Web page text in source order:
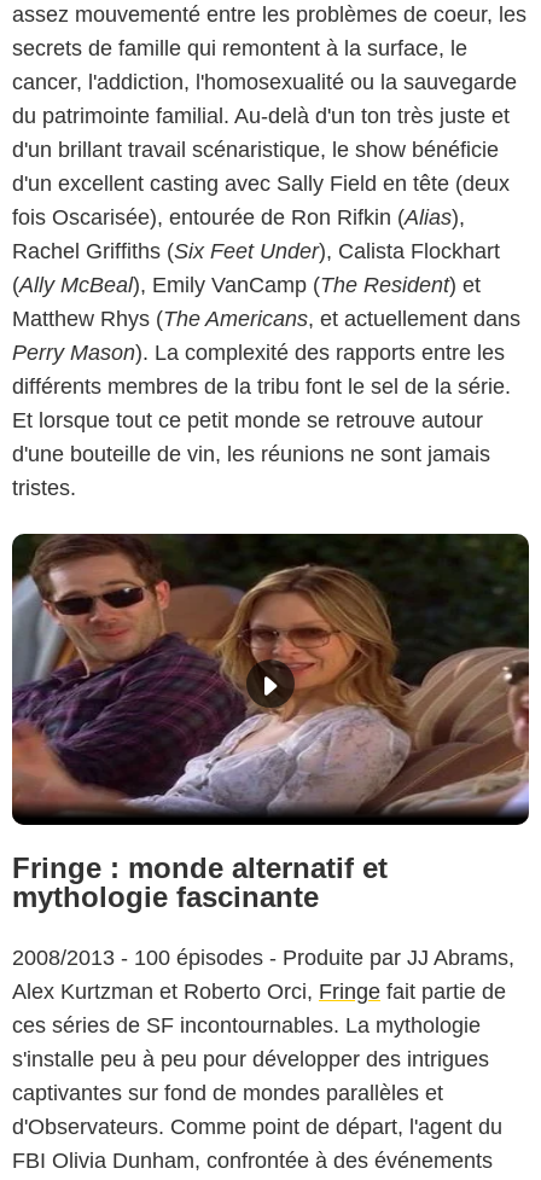
assez mouvementé entre les problèmes de coeur, les
secrets de famille qui remontent à la surface, le
cancer, l'addiction, l'homosexualité ou la sauvegarde
du patrimointe familial. Au-delà d'un ton très juste et
d'un brillant travail scénaristique, le show bénéficie
d'un excellent casting avec Sally Field en tête (deux
fois Oscarisée), entourée de Ron Rifkin (Alias),
Rachel Griffiths (Six Feet Under), Calista Flockhart
(Ally McBeal), Emily VanCamp (The Resident) et
Matthew Rhys (The Americans, et actuellement dans
Perry Mason). La complexité des rapports entre les
différents membres de la tribu font le sel de la série.
Et lorsque tout ce petit monde se retrouve autour
d'une bouteille de vin, les réunions ne sont jamais
tristes.
Fringe : monde alternatif et
mythologie fascinante
2008/2013 - 100 épisodes - Produite par JJ Abrams,
Alex Kurtzman et Roberto Orci, Fringe fait partie de
ces séries de SF incontournables. La mythologie
s'installe peu à peu pour développer des intrigues
captivantes sur fond de mondes parallèles et
d'Observateurs. Comme point de départ, l'agent du
FBI Olivia Dunham, confrontée à des événements